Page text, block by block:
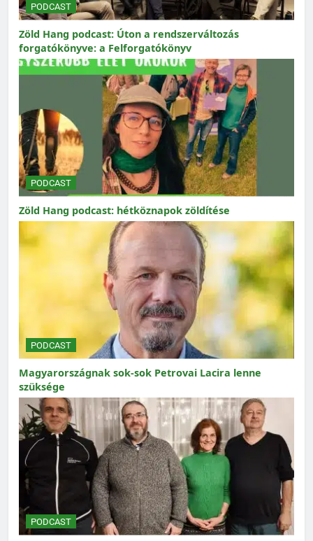
PODCAST
Zöld Hang podcast: Úton a rendszerváltozás
forgatókönyve: a Felforgatókönyv
PODCAST
Zöld Hang podcast: hétköznapok zöldítése
PODCAST
Magyarországnak sok-sok Petrovai Lacira lenne
szüksége
PODCAST